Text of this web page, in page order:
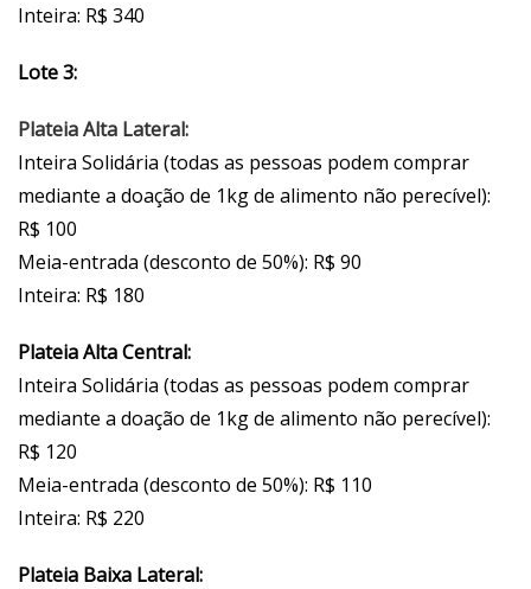
Inteira: R$ 340
Lote 3:
Plateia Alta Lateral:
Inteira Solidária (todas as pessoas podem comprar
mediante a doação de 1kg de alimento não perecível):
R$ 100
Meia-entrada (desconto de 50%): R$ 90
Inteira: R$ 180
Plateia Alta Central:
Inteira Solidária (todas as pessoas podem comprar
mediante a doação de 1kg de alimento não perecível):
R$ 120
Meia-entrada (desconto de 50%): R$ 110
Inteira: R$ 220
Plateia Baixa Lateral: